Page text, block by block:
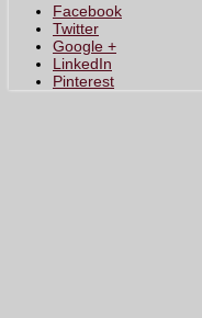
Facebook
Twitter
Google +
LinkedIn
Pinterest